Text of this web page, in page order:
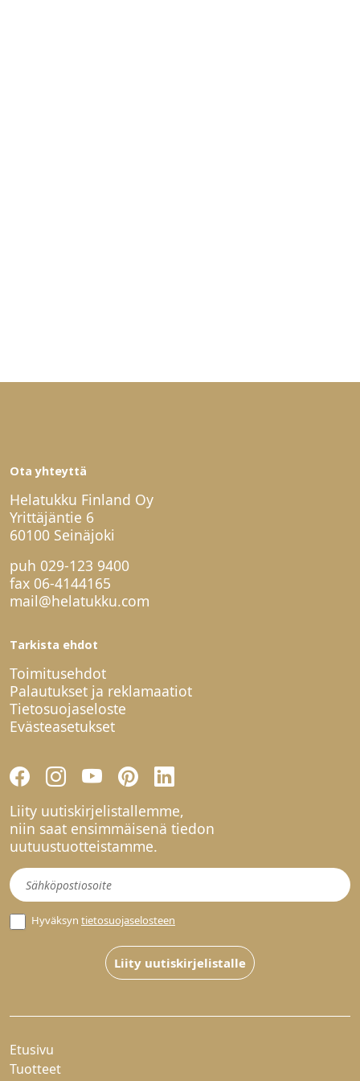
Ota yhteyttä
Helatukku Finland Oy
Yrittäjäntie 6
60100 Seinäjoki
puh 029-123 9400
fax 06-4144165
mail@helatukku.com
Tarkista ehdot
Toimitusehdot
Palautukset ja reklamaatiot
Tietosuojaseloste
Evästeasetukset
Liity uutiskirjelistallemme,
niin saat ensimmäisenä tiedon
uutuustuotteistamme.
Uutiskirje
Hyväksyn tietosuojaselosteen
Liity uutiskirjelistalle
Etusivu
Tuotteet